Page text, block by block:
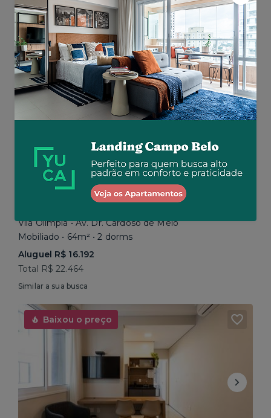
Aluguel R$ 5.200
Total R$ 5.200
Similar a sua busca
Vila Olímpia • Av. Dr. Cardoso de Melo
Mobiliado • 64m² • 2 dorms
Aluguel R$ 16.192
Total R$ 22.464
Similar a sua busca
Baixou o preço